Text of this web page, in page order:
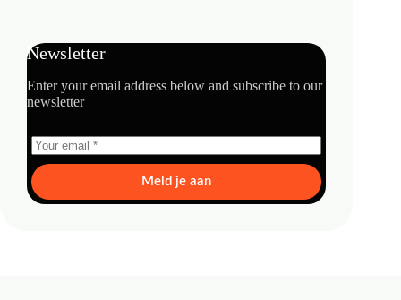
Newsletter
Enter your email address below and subscribe to our
newsletter
Meld je aan